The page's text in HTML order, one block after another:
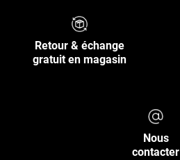
Retour & échange
gratuit en magasin
Nous
contacter